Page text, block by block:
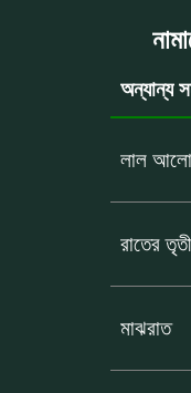
অন্যান্য
লাল
রাতের
মাঝরাত